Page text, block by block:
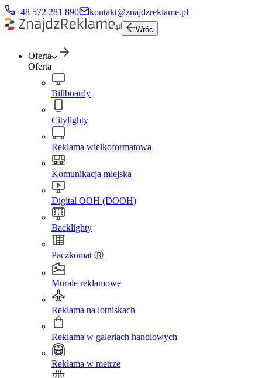
+48 572 281 890 kontakt@znajdzreklame.pl
Wróc
Oferta
Oferta
Billboardy
Citylighty
Reklama wielkoformatowa
Komunikacja miejska
Digital OOH (DOOH)
Backlighty
Paczkomat Ⓡ
Murale reklamowe
Reklama na lotniskach
Reklama w galeriach handlowych
Reklama w metrze